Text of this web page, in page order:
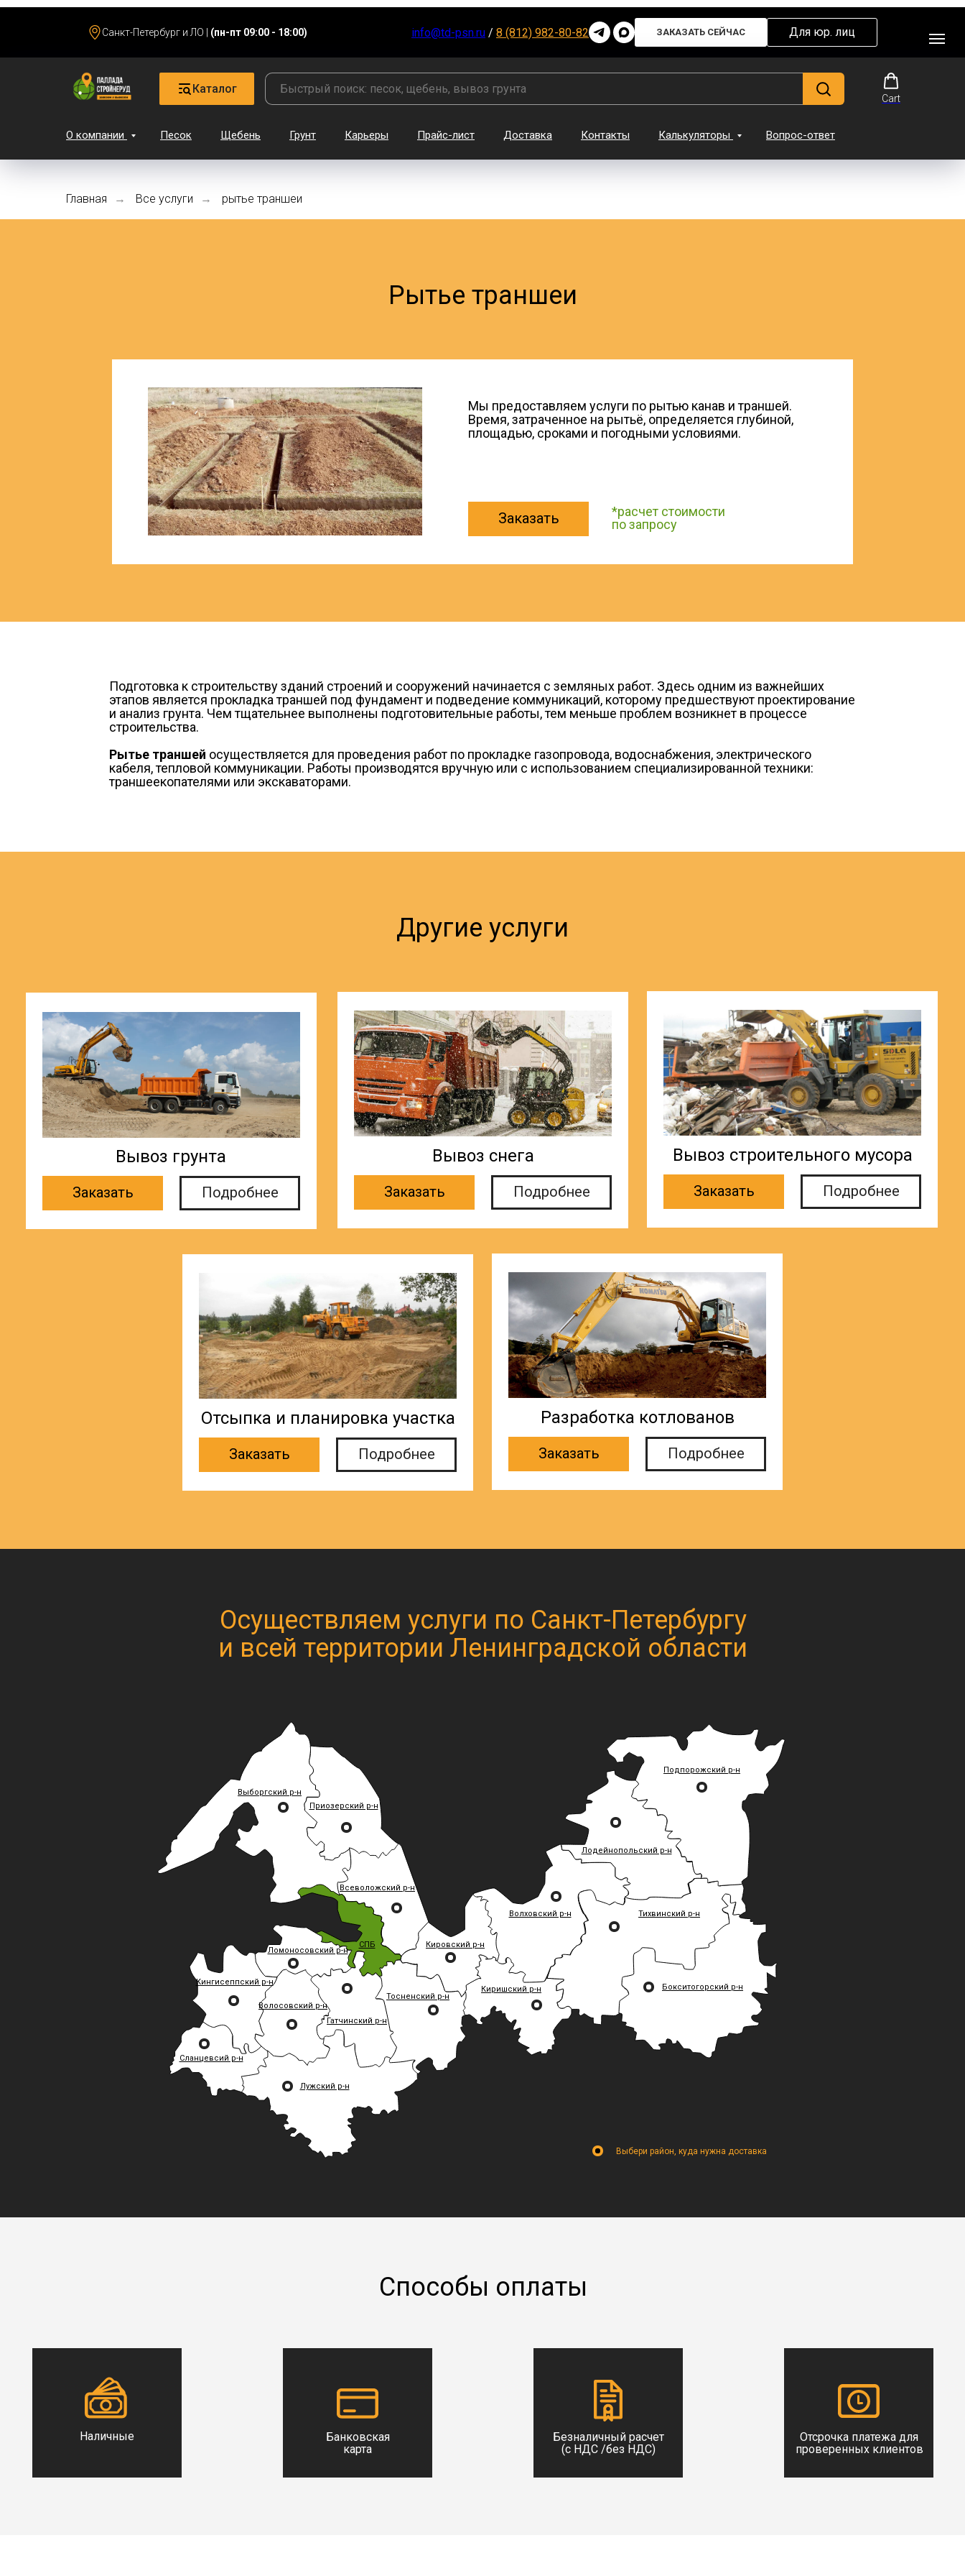
Санкт-Петербург и ЛО | (пн-пт 09:00 - 18:00) info@td-psn.ru / 8 (812) 982-80-82 ЗАКАЗАТЬ СЕЙЧАС Для юр. лиц
Каталог
Cart
О компании Песок Щебень Грунт Карьеры Прайс-лист Доставка Контакты Калькуляторы Вопрос-ответ
Главная → Все услуги → рытье траншеи
Рытье траншеи
Мы предоставляем услуги по рытью канав и траншей.
Время, затраченное на рытьё, определяется глубиной,
площадью, сроками и погодными условиями.
Заказать
*расчет стоимости
по запросу
Подготовка к строительству зданий строений и сооружений начинается с земляных работ. Здесь одним из важнейших
этапов является прокладка траншей под фундамент и подведение коммуникаций, которому предшествуют проектирование
и анализ грунта. Чем тщательнее выполнены подготовительные работы, тем меньше проблем возникнет в процессе
строительства.
Рытье траншей осуществляется для проведения работ по прокладке газопровода, водоснабжения, электрического
кабеля, тепловой коммуникации. Работы производятся вручную или с использованием специализированной техники:
траншеекопателями или экскаваторами.
Другие услуги
Вывоз грунта Вывоз снега
Отсыпка и планировка участка
Вывоз строительного мусора
Разработка котлованов
Подробнее Подробнее
Подробнее
Подробнее
Подробнее
Заказать Заказать
Заказать
Заказать
Заказать
Осуществляем услуги по Санкт-Петербургу
и всей территории Ленинградской области
Выборгский р-н
Приозерский р-н
Всеволожский р-н
Ломоносовский р-н
Бокситогорский р-н
Лодейнопольский р-н
Подпорожский р-н
Кингисеппский р-н
Волосовский р-н
Лужский р-н
Сланцевсий р-н
Гатчинский р-н
Тосненский р-н
Киришский р-н
Волховский р-н Тихвинский р-н
Кировский р-н
СПБ
Выбери район, куда нужна доставка
Способы оплаты
Наличные
Банковская
карта
Безналичный расчет
(с НДС /без НДС)
Отсрочка платежа для
проверенных клиентов